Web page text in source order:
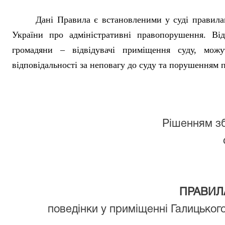
Дані Правила є встановленими у суді
України про адміністративні правопорушення.
громадяни – відвідувачі приміщення суду,
відповідальності за неповагу до суду та порушенням
Рішенням
поведінки у приміщенні